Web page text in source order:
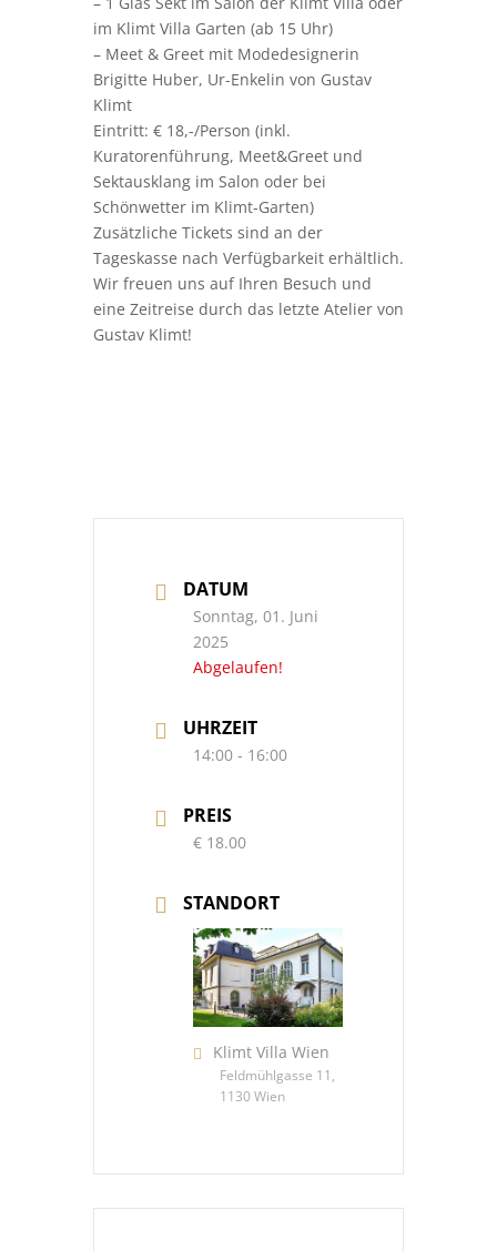
im Klimt Villa Garten (ab 15 Uhr)
– Meet & Greet mit Modedesignerin
Brigitte Huber, Ur-Enkelin von Gustav
Klimt
Eintritt: € 18,-/Person (inkl.
Kuratorenführung, Meet&Greet und
Sektausklang im Salon oder bei
Schönwetter im Klimt-Garten)
Zusätzliche Tickets sind an der
Tageskasse nach Verfügbarkeit erhältlich.
Wir freuen uns auf Ihren Besuch und
eine Zeitreise durch das letzte Atelier von
Gustav Klimt!
DATUM
Sonntag, 01. Juni
2025
Abgelaufen!
UHRZEIT
14:00 - 16:00
PREIS
€ 18.00
STANDORT
Klimt Villa Wien
Feldmühlgasse 11,
1130 Wien